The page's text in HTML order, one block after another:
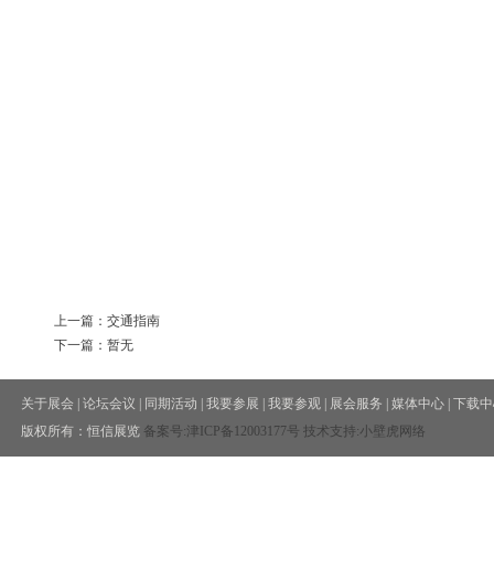
上一篇：交通指南
下一篇：暂无
关于展会 论坛会议 同期活动 我要参展 我要参观 展会服务 媒体中心 下载
版权所有：恒信展览 备案号:津ICP备12003177号 技术支持:小壁虎网络